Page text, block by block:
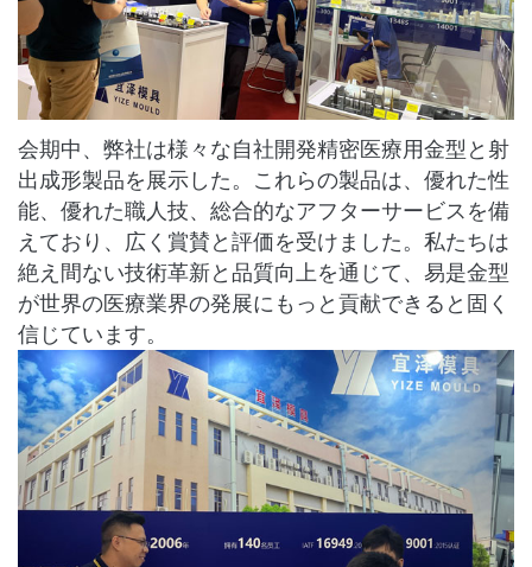
会期中、弊社は様々な自社開発精密医療用金型と射
出成形製品を展示した。これらの製品は、優れた性
能、優れた職人技、総合的なアフターサービスを備
えており、広く賞賛と評価を受けました。私たちは
絶え間ない技術革新と品質向上を通じて、易是金型
が世界の医療業界の発展にもっと貢献できると固く
信じています。